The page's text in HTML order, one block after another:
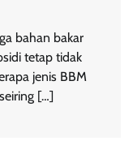
bahan bakar
tetap tidak
jenis BBM
[…]